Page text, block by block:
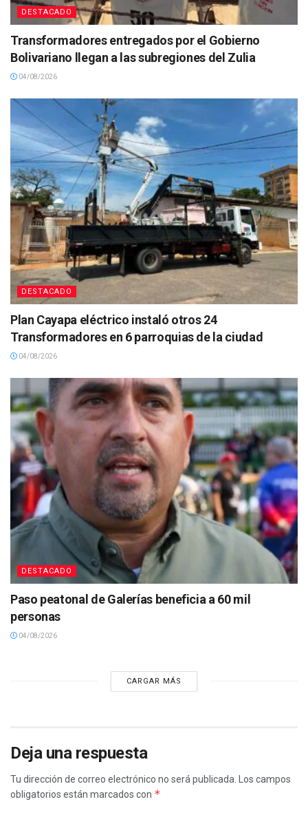
DESTACADO
Transformadores entregados por el Gobierno
Bolivariano llegan a las subregiones del Zulia
04/08/2026
DESTACADO
Plan Cayapa eléctrico instaló otros 24
Transformadores en 6 parroquias de la ciudad
04/08/2026
DESTACADO
Paso peatonal de Galerías beneficia a 60 mil
personas
04/08/2026
CARGAR MÁS
Deja una respuesta
Tu dirección de correo electrónico no será publicada.
Los campos
obligatorios están marcados con *